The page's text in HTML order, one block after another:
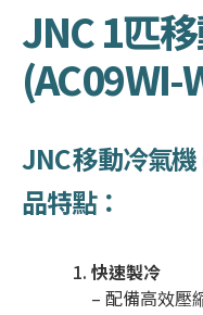
JNC 1匹
(AC09WI-
JNC 移動冷氣
品特點：
快速製冷
– 配備高效壓